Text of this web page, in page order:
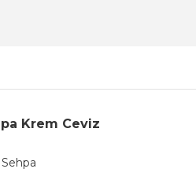
Krem Ceviz